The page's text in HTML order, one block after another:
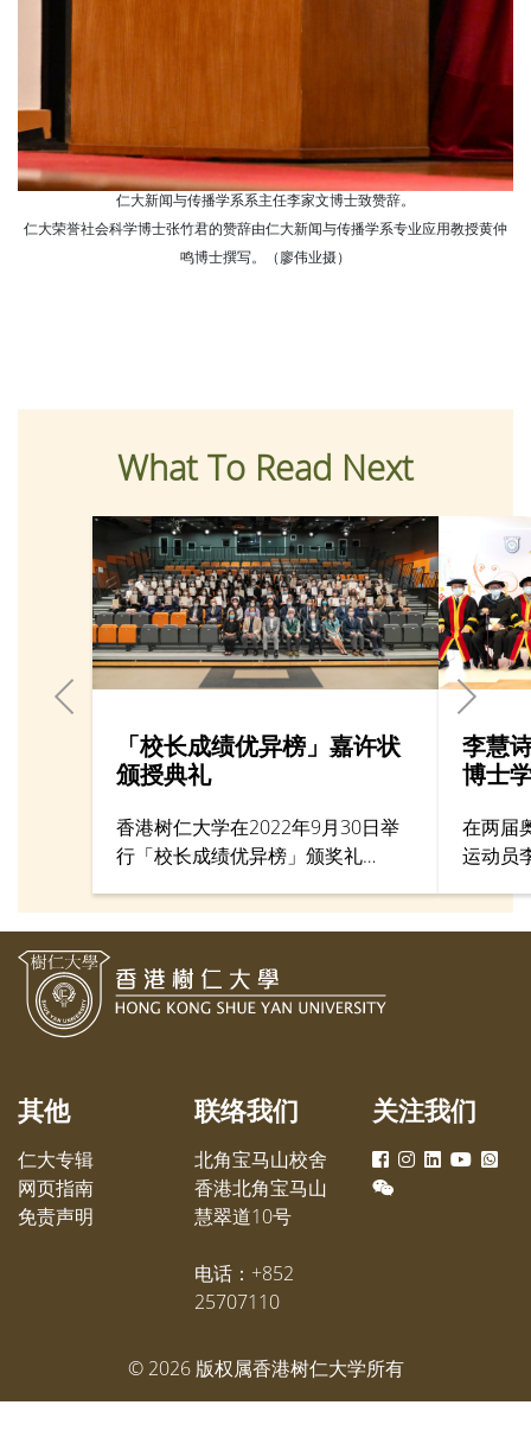
仁大新闻与传播学系系主任李家文博士致赞辞。
仁大荣誉社会科学博士张竹君的赞辞由仁大新闻与传播学系专业应用教授黄仲
鸣博士撰写。（廖伟业摄）
What To Read Next
「校长成绩优异榜」嘉许状
颁授典礼
香港树仁大学在2022年9月30日举
行「校长成绩优异榜」颁奖礼
扬在2021/2022学年考获平均积点
共有108名学生获得嘉许。
李慧
博士
在两届
运动员
第47届
其他
仁大专辑
网页指南
免责声明
联络我们
北角宝马山校舍
香港北角宝马山
慧翠道10号
电话：+852
25707110
关注我们
© 2026版权属香港树仁大学所有